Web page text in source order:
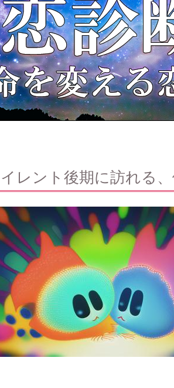
レント後期に訪れる